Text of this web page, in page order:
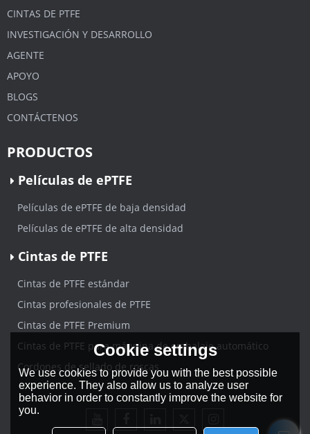
CINTAS DE PTFE
INVESTIGACIÓN Y DESARROLLO
AGENTE
APOYO
BLOGS
CONTÁCTENOS
PRODUCTOS
Películas de ePTFE
Películas de ePTFE de baja densidad
Películas de ePTFE de alta densidad
Cintas de PTFE
Cintas de PTFE estándar
Cintas profesionales de PTFE
Cintas de PTFE Premium
Cintas de PTFE para máquina de embalaje automático
Cordones de sellado de roscas
Cookie settings
We use cookies to provide you with the best possible
experience. They also allow us to analyze user
behavior in order to constantly improve the website for
you.